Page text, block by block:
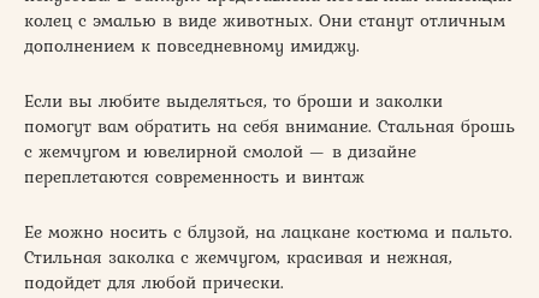
колец с эмалью в виде животных. Они станут отличным
дополнением к повседневному имиджу.
Если вы любите выделяться, то броши и заколки
помогут вам обратить на себя внимание. Стальная брошь
с жемчугом и ювелирной смолой — в дизайне
переплетаются современность и винтаж
Ее можно носить с блузой, на лацкане костюма и пальто.
Стильная заколка с жемчугом, красивая и нежная,
подойдет для любой прически.